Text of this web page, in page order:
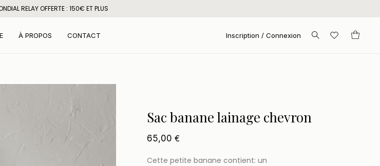
RELAY OFFERTE : 150€ ET PLUS
Inscription / Connexion
À PROPOS CONTACT
Sac banane lainage chevron
65,00€
Cette petite banane contient: un